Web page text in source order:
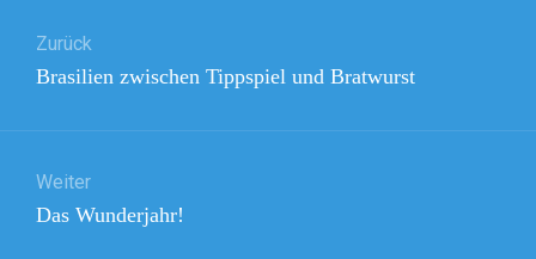
Zurück
Vorheriger
Brasilien zwischen Tippspiel und Bratwurst
Weiter
Nächster
Das Wunderjahr!